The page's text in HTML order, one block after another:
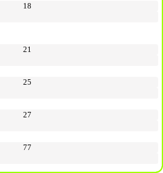
18
21
25
27
77